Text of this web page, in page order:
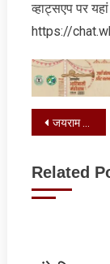
व्‍हाट्सएप पर
https://
Post
जयराम महतो का बड़ा दावा : राज्यसभा चुनाव के बाद झारखंड में बन सकती है नई सरकार
Related